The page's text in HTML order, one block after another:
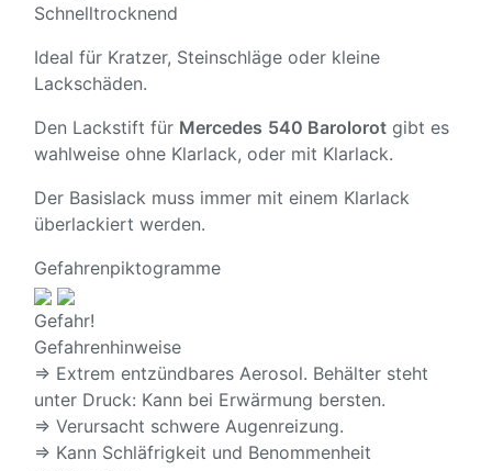
Schnelltrocknend
Ideal für Kratzer, Steinschläge oder kleine
Lackschäden.
Den Lackstift für Mercedes 540 Barolorot gibt es
wahlweise ohne Klarlack, oder mit Klarlack.
Der Basislack muss immer mit einem Klarlack
überlackiert werden.
Gefahrenpiktogramme
Gefahr!
Gefahrenhinweise
⇒ Extrem entzündbares Aerosol. Behälter steht
unter Druck: Kann bei Erwärmung bersten.
⇒ Verursacht schwere Augenreizung.
⇒ Kann Schläfrigkeit und Benommenheit